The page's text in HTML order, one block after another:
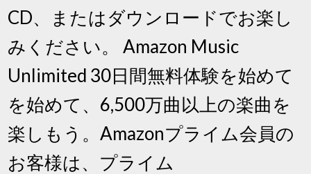
CD、またはダウンロードでお楽し
みください。 Amazon Music
Unlimited 30日間無料体験を始めて
を始めて、6,500万曲以上の楽曲を
楽しもう。Amazonプライム会員の
お客様は、プライム